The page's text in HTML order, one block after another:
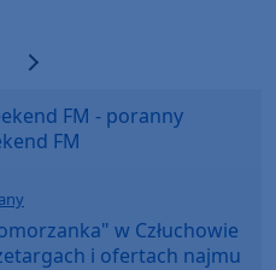
strona
Następna strona
FM - poranny
FM
w Człuchowie
i ofertach najmu